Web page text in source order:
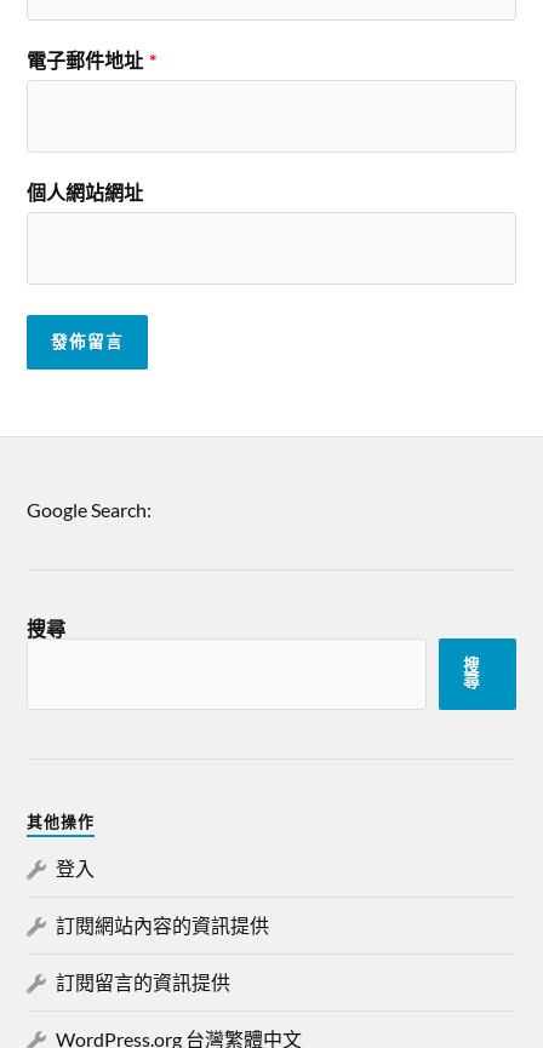
電子郵件地址 *
個人網站網址
Google Search:
搜尋
搜
尋
其他操作
登入
訂閱網站內容的資訊提供
訂閱留言的資訊提供
WordPress.org 台灣繁體中文